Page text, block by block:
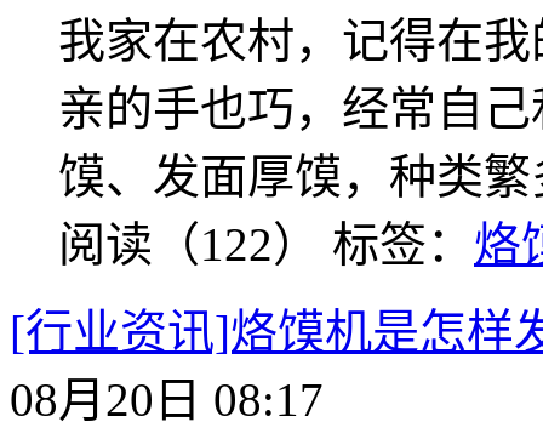
我家在农村，记得在
亲的手也巧，经常自
馍、发面厚馍，种类繁
阅读（122） 标签： 烙
[行业资讯]烙馍机是怎样
08月20日 08:17